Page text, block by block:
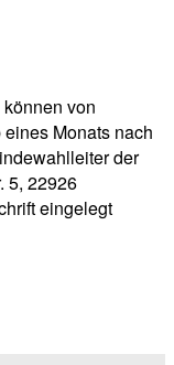
von
Monats nach
der
5, 22926
eingelegt